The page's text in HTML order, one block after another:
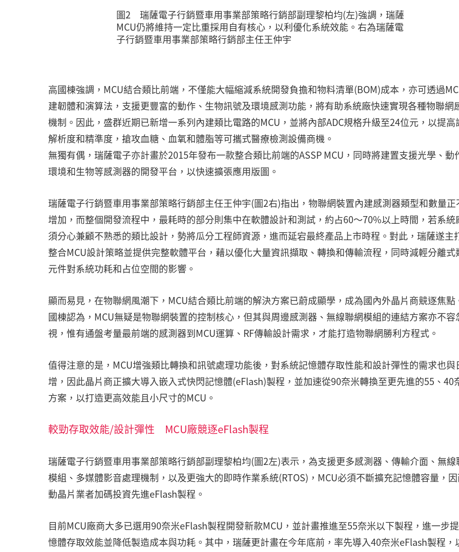
圖2 瑞薩電子行銷暨車用事業部策略行銷部副理黎柏均(左)強調，瑞薩
MCU仍將維持一定比重採用自有核心，以利優化系統效能。右為瑞薩電
子行銷暨車用事業部策略行銷部主任王仲宇
高國棟強調，MCU結合類比前端，不僅能大幅縮減系統開發負擔和物料清單(BOM)成本，亦可透過
建韌體和演算法，支援更豐富的動作、生物訊號及環境感測功能，將有助系統廠快速實現各種物聯網
機制。因此，盛群近期已新增一系列內建類比電路的MCU，並將內部ADC規格升級至24位元，以提高
解析度和精準度，搶攻血糖、血氧和體脂等可攜式醫療檢測設備商機。
無獨有偶，瑞薩電子亦計畫於2015年發布一款整合類比前端的ASSP MCU，同時將建置支援光學、動
環境和生物等感測器的開發平台，以快速擴張應用版圖。
瑞薩電子行銷暨車用事業部策略行銷部主任王仲宇(圖2右)指出，物聯網裝置內建感測器類型和數量正
增加，而整個開發流程中，最耗時的部分則集中在軟體設計和測試，約占60～70%以上時間，若系統
須分心兼顧不熟悉的類比設計，勢將瓜分工程師資源，進而延宕最終產品上市時程。對此，瑞薩遂主
整合MCU設計策略並提供完整軟體平台，藉以優化大量資訊擷取、轉換和傳輸流程，同時減輕分離式
元件對系統功耗和占位空間的影響。
顯而易見，在物聯網風潮下，MCU結合類比前端的解決方案已蔚成顯學，成為國內外晶片商競逐焦點
國棟認為，MCU無疑是物聯網裝置的控制核心，但其與周邊感測器、無線聯網模組的連結方案亦不容
視，惟有通盤考量最前端的感測器到MCU運算、RF傳輸設計需求，才能打造物聯網勝利方程式。
值得注意的是，MCU增強類比轉換和訊號處理功能後，對系統記憶體存取性能和設計彈性的需求也與
增，因此晶片商正擴大導入嵌入式快閃記憶體(eFlash)製程，並加速從90奈米轉換至更先進的55、40
方案，以打造更高效能且小尺寸的MCU。
較勁存取效能/設計彈性 MCU廠競逐eFlash製程
瑞薩電子行銷暨車用事業部策略行銷部副理黎柏均(圖2左)表示，為支援更多感測器、傳輸介面、無線
模組、多媒體影音處理機制，以及更強大的即時作業系統(RTOS)，MCU必須不斷擴充記憶體容量，
動晶片業者加碼投資先進eFlash製程。
目前MCU廠商大多已選用90奈米eFlash製程開發新款MCU，並計畫推進至55奈米以下製程，進一步
憶體存取效能並降低製造成本與功耗。其中，瑞薩更計畫在今年底前，率先導入40奈米eFlash製程，